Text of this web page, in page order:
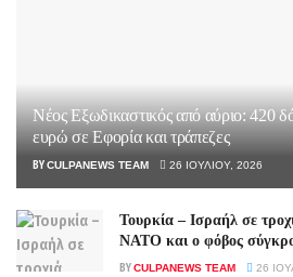
Νέος Εξωδικαστικός από αύριο: 420
ευρώ σε Εφορία και τράπεζες
BYCULPANEWS TEAM 26 ΙΟΥΛΊΟΥ, 2026
Τουρκία – Ισραήλ σε
ΝΑΤΟ και ο φόβος
BYCULPANEWS TEAM 26